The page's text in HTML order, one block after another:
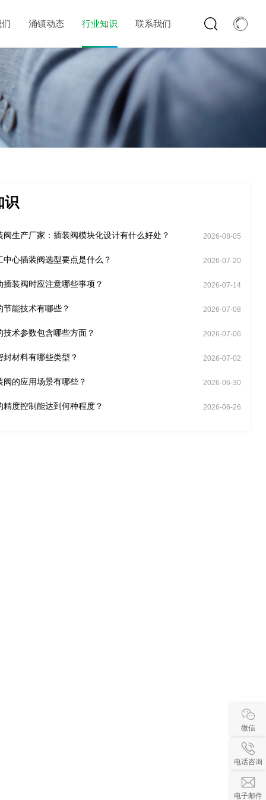
涌镇动态 行业知识 联系我们
识
阀生产厂家：插装阀模块化设计有什么好处？ 2026-08-05
中心插装阀选型要点是什么？ 2026-07-20
插装阀时应注意哪些事项？ 2026-07-14
节能技术有哪些？ 2026-07-08
技术参数包含哪些方面？ 2026-07-06
封材料有哪些类型？ 2026-07-02
阀的应用场景有哪些？ 2026-06-30
精度控制能达到何种程度？ 2026-06-26
微信
电话咨询
电子邮件